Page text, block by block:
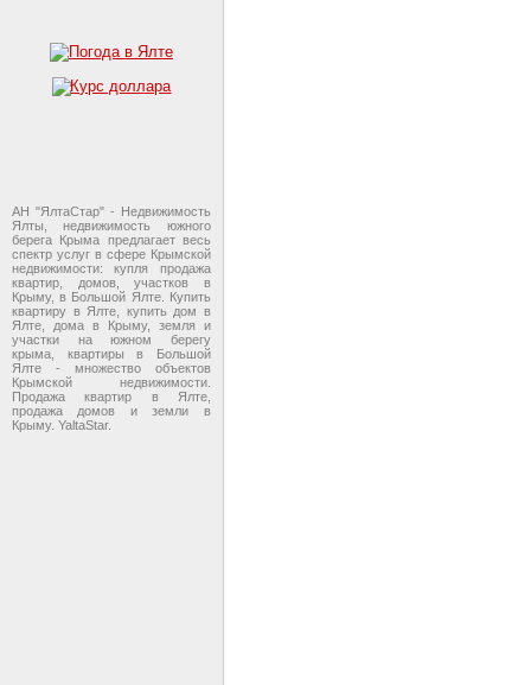
АН "ЯлтаСтар" - Недвижимость
Ялты, недвижимость южного
берега Крыма предлагает весь
спектр услуг в сфере Крымской
недвижимости: купля продажа
квартир, домов, участков в
Крыму, в Большой Ялте. Купить
квартиру в Ялте, купить дом в
Ялте, дома в Крыму, земля и
участки на южном берегу
крыма, квартиры в Большой
Ялте - множество объектов
Крымской недвижимости.
Продажа квартир в Ялте,
продажа домов и земли в
Крыму. YaltaStar.